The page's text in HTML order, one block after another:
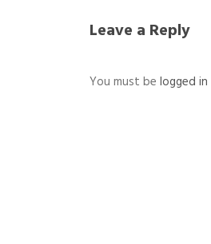
Leave a Reply
You must be logged in